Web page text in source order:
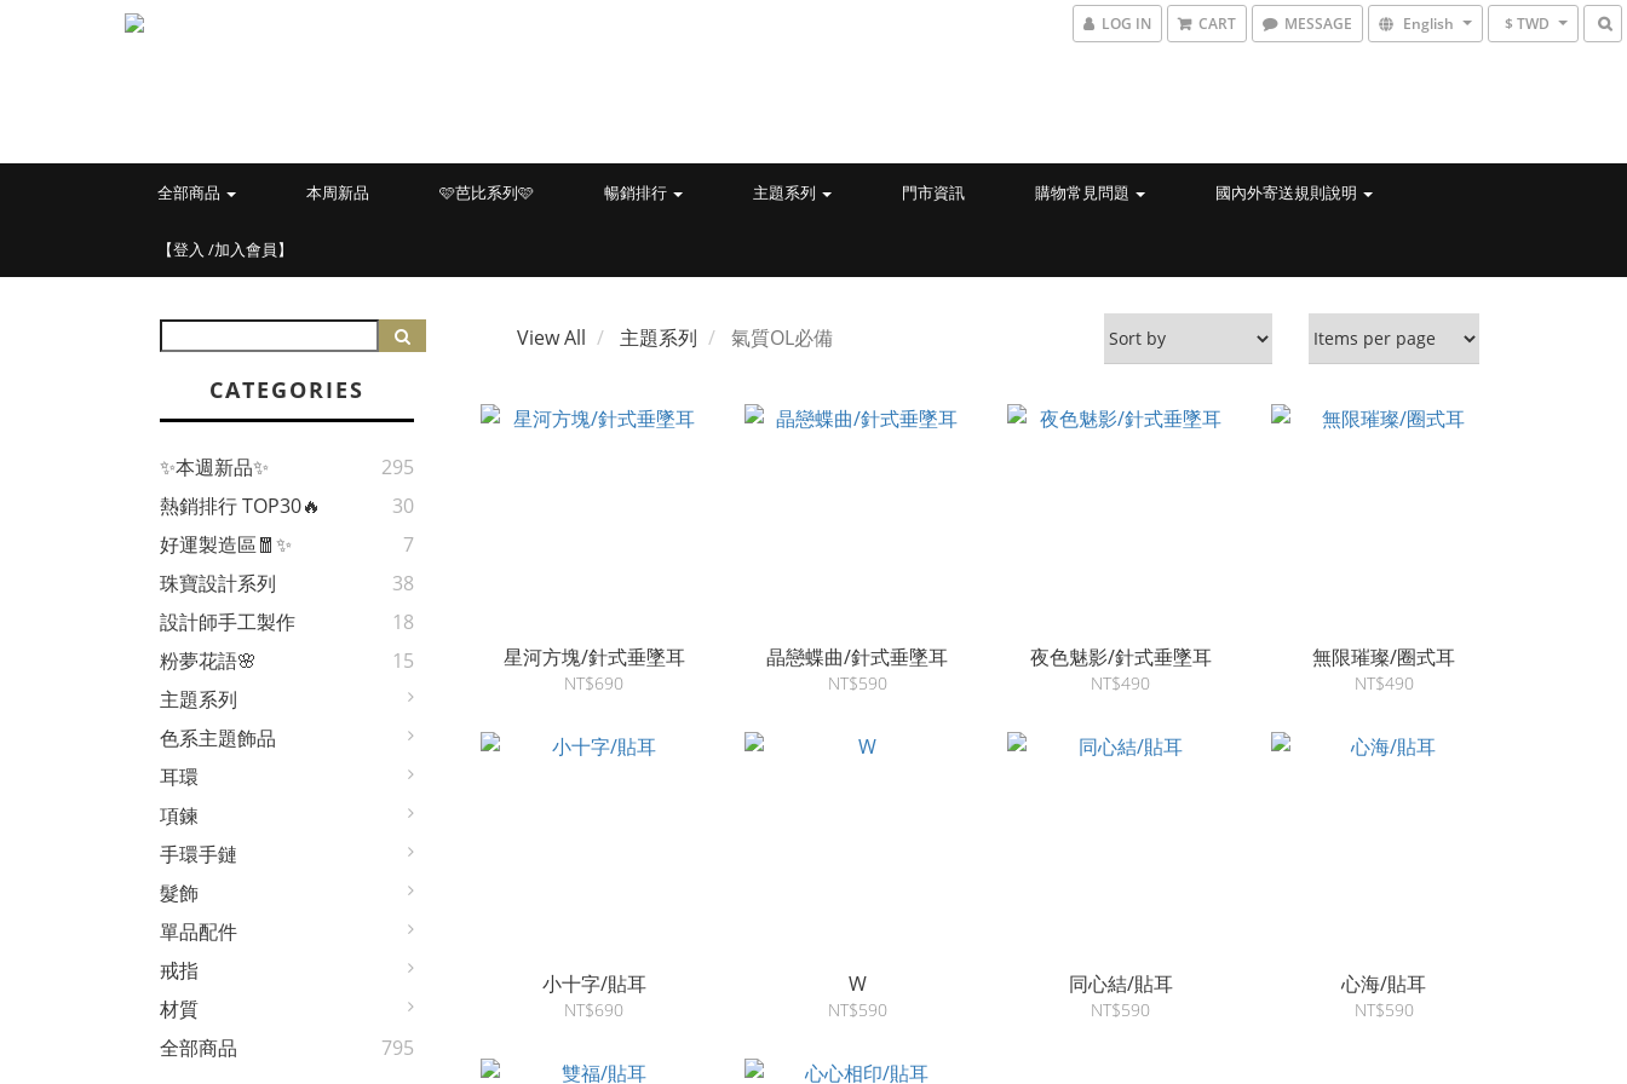
LOG IN CART MESSAGE English $ TWD
全部商品 本周新品 🩷芭比系列🩷 暢銷排行 主題系列 門市資訊 購物常見問題 國內外寄送規則說明
【登入 /加入會員】
CATEGORIES
✨本週新品✨
295
熱銷排行 TOP30🔥
30
好運製造區🧧✨
7
珠寶設計系列
38
設計師手工製作
18
粉夢花語🌸
15
主題系列
色系主題飾品
耳環
項鍊
手環手鏈
髮飾
單品配件
戒指
材質
全部商品
795
View All 主題系列 氣質OL必備
星河方塊/針式垂墜耳
NT$690
晶戀蝶曲/針式垂墜耳
NT$590
夜色魅影/針式垂墜耳
NT$490
無限璀璨/圈式耳
NT$490
小十字/貼耳
NT$690
W
NT$590
同心結/貼耳
NT$590
心海/貼耳
NT$590